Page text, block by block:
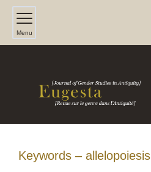
Menu
Keywords – allelopoiesis